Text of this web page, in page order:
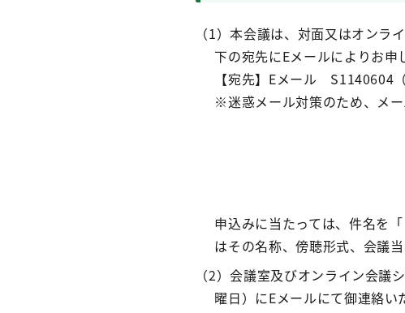
（1）本会議は、対面又はオン
下の宛先にEメールによりお申
【宛先】Eメール
※迷惑メール対策のため、メ
申込みに当たっては、件名を
はその名称、傍聴形式、会議
（2）会議室及びオンライン会
曜日）にEメールにて御連絡い